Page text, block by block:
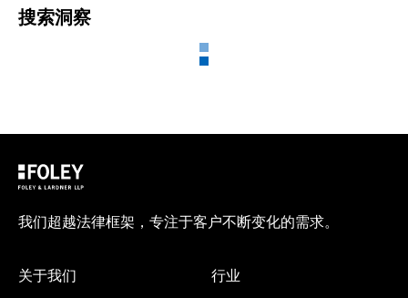
搜索洞察
我们超越法律框架，专注于客户不断变化的需求。
关于我们
行业